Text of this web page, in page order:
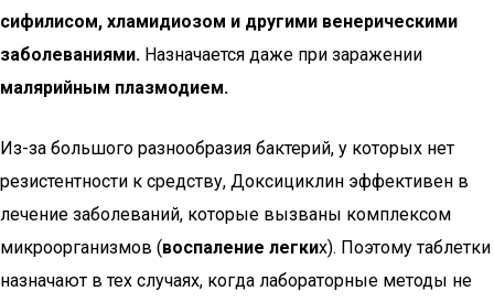
сифилисом, хламидиозом и другими венерическими
заболеваниями. Назначается даже при заражении
малярийным плазмодием.
Из-за большого разнообразия бактерий, у которых нет
резистентности к средству, Доксициклин эффективен в
лечение заболеваний, которые вызваны комплексом
микроорганизмов (воспаление легких). Поэтому таблетки
назначают в тех случаях, когда лабораторные методы не